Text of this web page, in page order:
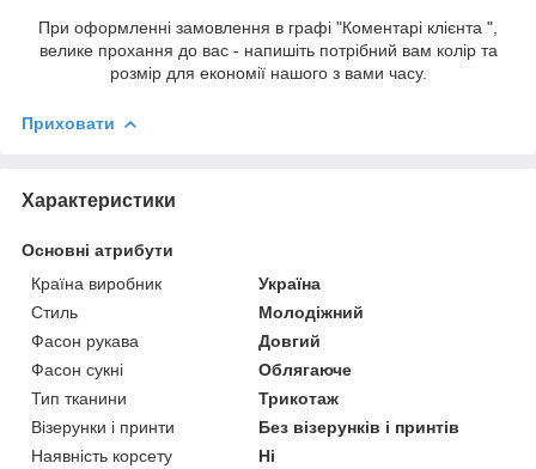
При оформленні замовлення в графі "Коментарі клієнта ",
велике прохання до вас - напишіть потрібний вам колір та
розмір для економії нашого з вами часу.
Приховати
Характеристики
Основні атрибути
Країна виробник
Україна
Стиль
Молодіжний
Фасон рукава
Довгий
Фасон сукні
Облягаюче
Тип тканини
Трикотаж
Візерунки і принти
Без візерунків і принтів
Наявність корсету
Ні